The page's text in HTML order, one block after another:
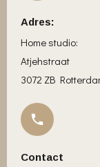
Adres:
Home studio:
Atjehstraat
3072 ZB
Contact